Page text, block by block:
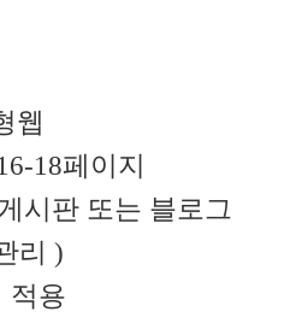
웹
18페이지
시판 또는 블로그
리 )
적용